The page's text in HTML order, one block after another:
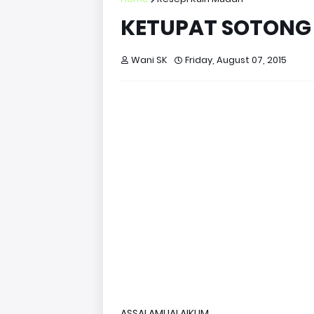
KETUPAT SOTONG
Wani SK Friday, August 07, 2015